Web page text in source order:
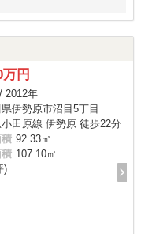
円
2012年
伊勢原市沼目5丁目
田原線 伊勢原 徒歩22分
92.33㎡
107.10㎡
)